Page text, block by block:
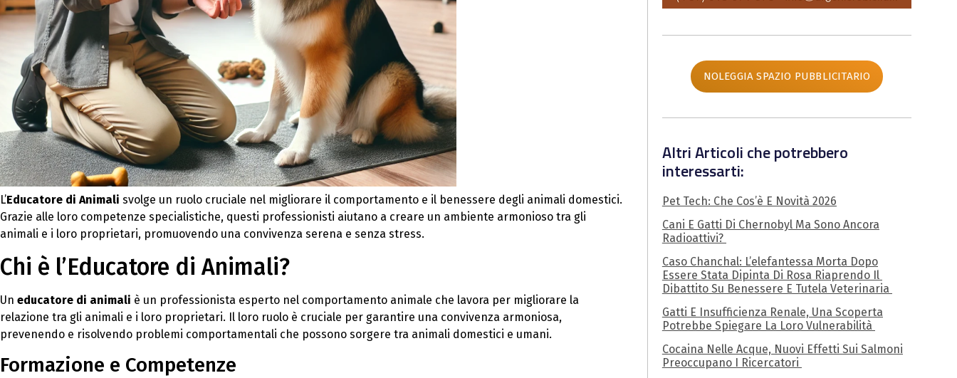
L’Educatore di Animali svolge un ruolo cruciale nel migliorare il comportamento e il benessere degli animali domestici.
Grazie alle loro competenze specialistiche, questi professionisti aiutano a creare un ambiente armonioso tra gli
animali e i loro proprietari, promuovendo una convivenza serena e senza stress.
Chi è l’Educatore di Animali?
Un educatore di animali è un professionista esperto nel comportamento animale che lavora per migliorare la
relazione tra gli animali e i loro proprietari. Il loro ruolo è cruciale per garantire una convivenza armoniosa,
prevenendo e risolvendo problemi comportamentali che possono sorgere tra animali domestici e umani.
Formazione e Competenze
NOLEGGIA SPAZIO PUBBLICITARIO
Altri Articoli che potrebbero
interessarti:
Pet Tech: Che Cos’è E Novità 2026
Cani E Gatti Di Chernobyl Ma Sono Ancora
Radioattivi?
Caso Chanchal: L’elefantessa Morta Dopo
Essere Stata Dipinta Di Rosa Riaprendo Il
Dibattito Su Benessere E Tutela Veterinaria
Gatti E Insufficienza Renale, Una Scoperta
Potrebbe Spiegare La Loro Vulnerabilità
Cocaina Nelle Acque, Nuovi Effetti Sui Salmoni
Preoccupano I Ricercatori